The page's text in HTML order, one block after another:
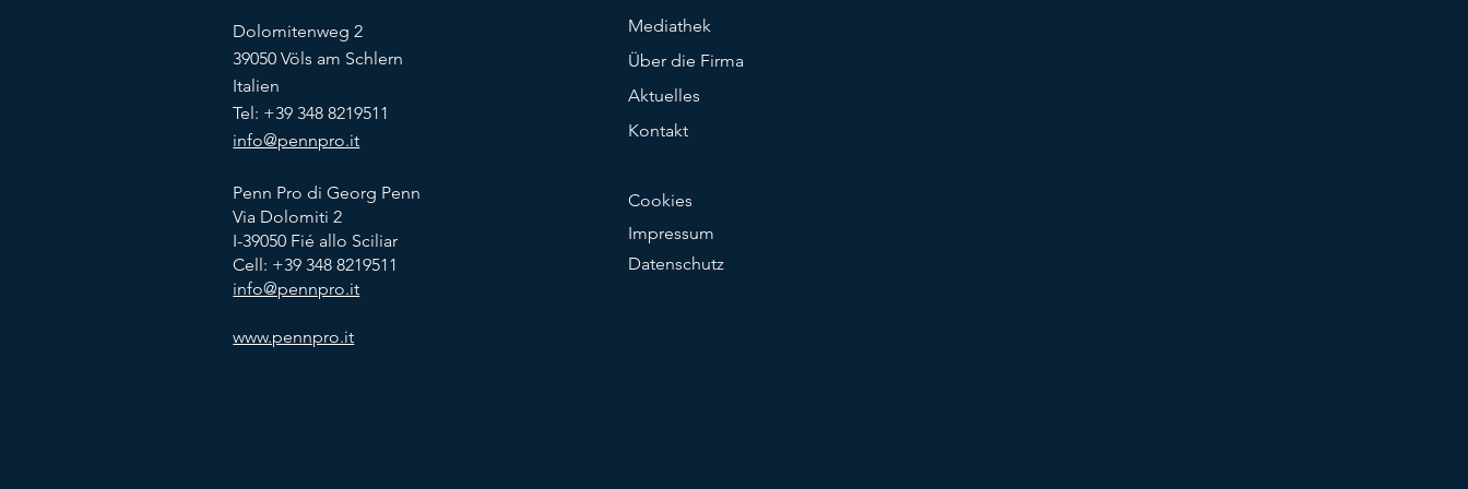
Dolomitenweg 2
39050 Völs am Schlern
Italien
Tel: +39 348 8219511
info@pennpro.it
Penn Pro di Georg Penn
Via Dolomiti 2
I-39050 Fié allo Sciliar
Cell: +39 348 8219511
info@pennpro.it
www.pennpro.it
Mediathek
Über die Firma
Aktuelles
Kontakt
Cookies
Impressum
Datenschutz